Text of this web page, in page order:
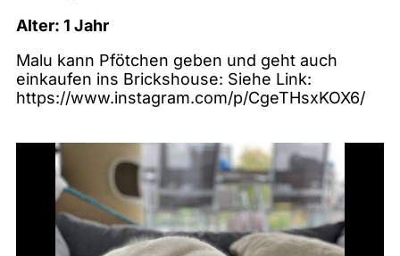
Alter: 1 Jahr
Malu kann Pfötchen geben und geht auch
einkaufen ins Brickshouse: Siehe Link:
https://www.instagram.com/p/CgeTHsxKOX6/